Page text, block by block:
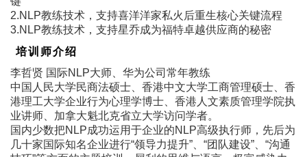
2.NLP教练技术，支持喜洋洋家私火后重生核心关键流程
3.NLP教练技术，支持星乔成为福特卓越供应商的秘密
培训师介绍
李哲贤 国际NLP大师、华为公司常年教练
中国人民大学民商法硕士、香港中文大学工商管理硕士、香
港理工大学企业行为心理学博士、香港人文素质管理学院执
业讲师、加拿大魁北克省立大学访问学者。
国内少数把NLP成功运用于企业的NLP高级执行师，先后为
几十家国际知名企业进行“领导力提升”、“团队建设”、“沟通